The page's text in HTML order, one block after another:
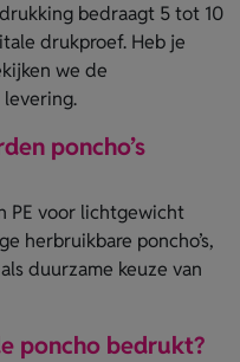
bedraagt 5 tot 10
drukproef. Heb je
we de
poncho’s
PE voor lichtgewicht
herbruikbare poncho’s,
duurzame keuze van
poncho bedrukt?